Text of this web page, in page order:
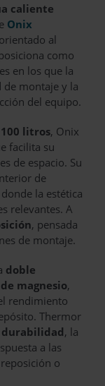
caliente
Onix
orientado al
como
en los que la
de montaje y la
del equipo.
100 litros, Onix
facilita su
de espacio. Su
de
la estética
relevantes. A
, pensada
de montaje.
doble
magnesio,
rendimiento
Thermor
durabilidad, la
a las
o